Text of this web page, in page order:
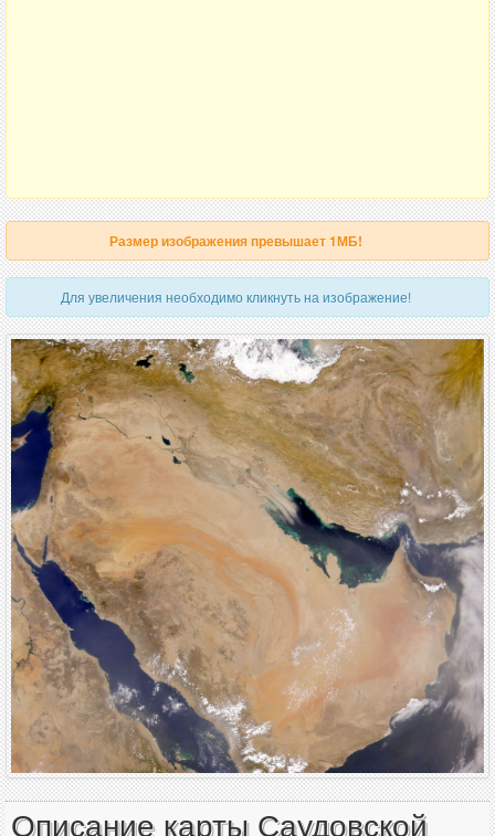
Размер изображения превышает 1МБ!
Для увеличения необходимо кликнуть на изображение!
Описание карты Саудовской